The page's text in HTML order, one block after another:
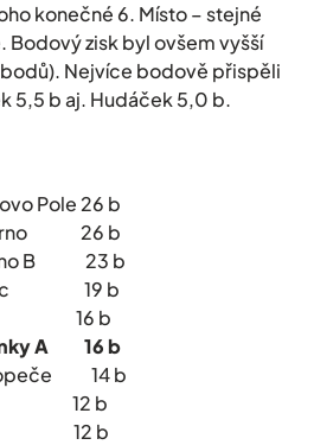
konečné 6. Místo – stejné
Bodový zisk byl ovšem vyšší
bodů). Nejvíce bodově přispěli
5,5 b aj. Hudáček 5,0 b.
Pole 26 b
Brno 26 b
B 23 b
19 b
B 16 b
A 16 b
14 b
B 12 b
12 b